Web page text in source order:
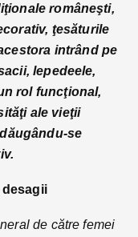
româneşti,
ţesăturile
intrând pe
lepedeele,
rol funcţional,
ale vieţii
se
desagii
de către femei